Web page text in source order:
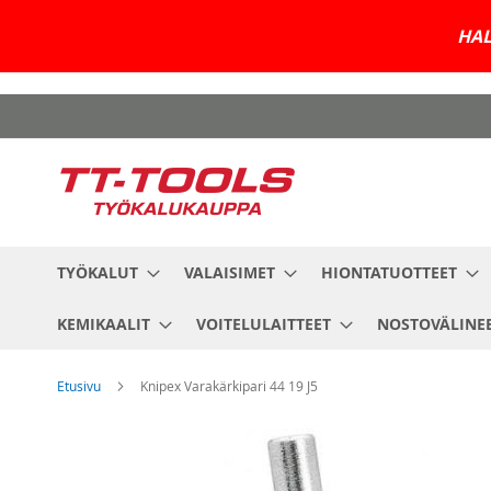
to
TYÖKALUT VALAISIMET HIONTATUOTTEET
KEMIKAALIT VOITELULAITTEET
Etusivu Knipex Varakärkipari 44 19 J5